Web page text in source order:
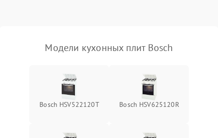
Модели кухонных плит Bosch
Bosch HSV522120T Bosch HSV625120R